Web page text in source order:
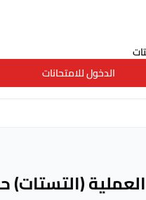
الدخول للامتحانات
(التستات)